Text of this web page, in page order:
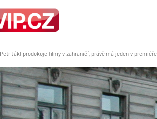
Petr Jákl produkuje filmy v zahraničí, právě má jeden v premiéře